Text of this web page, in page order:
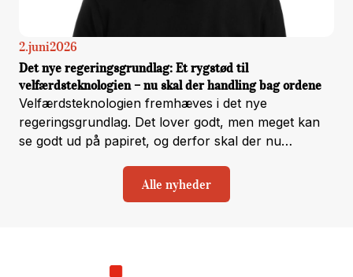
2.juni2026
Det nye regeringsgrundlag: Et rygstød til
velfærdsteknologien – nu skal der handling bag ordene
Velfærdsteknologien fremhæves i det nye
regeringsgrundlag. Det lover godt, men meget kan
se godt ud på papiret, og derfor skal der nu
borger- og medarbejderniveau.
Alle nyheder